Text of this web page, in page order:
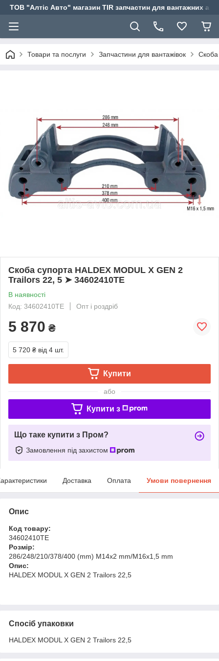
ТОВ "Алтіс Авто" магазин TIR запчастин для вантажних
Товари та послуги Запчастини для вантажівок
Скоба супорта HALDEX MODUL X GEN 2
Trailors 22, 5 ➤ 34602410TE
В наявності
Код: 34602410TE
Опт і роздріб
5 870 ₴
5 720 ₴ від 4 шт.
Купити
або
Купити з
Що таке купити з Пром?
Замовлення під захистом
Доставка Оплата Умови повернення
Опис
Код товару:
34602410TE
Розмір:
286/248/210/378/400 (mm) M14x2 mm/M16x1,5 mm
Опис:
HALDEX MODUL X GEN 2 Trailors 22,5
Спосіб упаковки
HALDEX MODUL X GEN 2 Trailors 22,5